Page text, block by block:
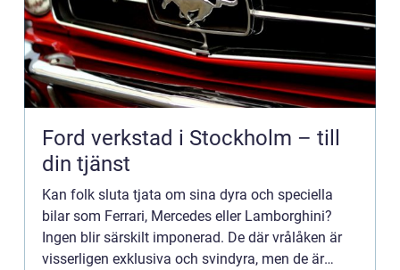
Ford verkstad i Stockholm – till
din tjänst
Kan folk sluta tjata om sina dyra och speciella
bilar som Ferrari, Mercedes eller Lamborghini?
Ingen blir särskilt imponerad. De där vrålåken är
visserligen exklusiva och svindyra, men de är